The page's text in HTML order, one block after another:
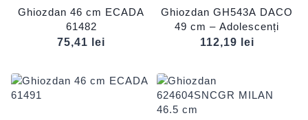
Ghiozdan 46 cm ECADA
61482
75,41
lei
Ghiozdan GH543A DACO
49 cm – Adolescenți
112,19
lei